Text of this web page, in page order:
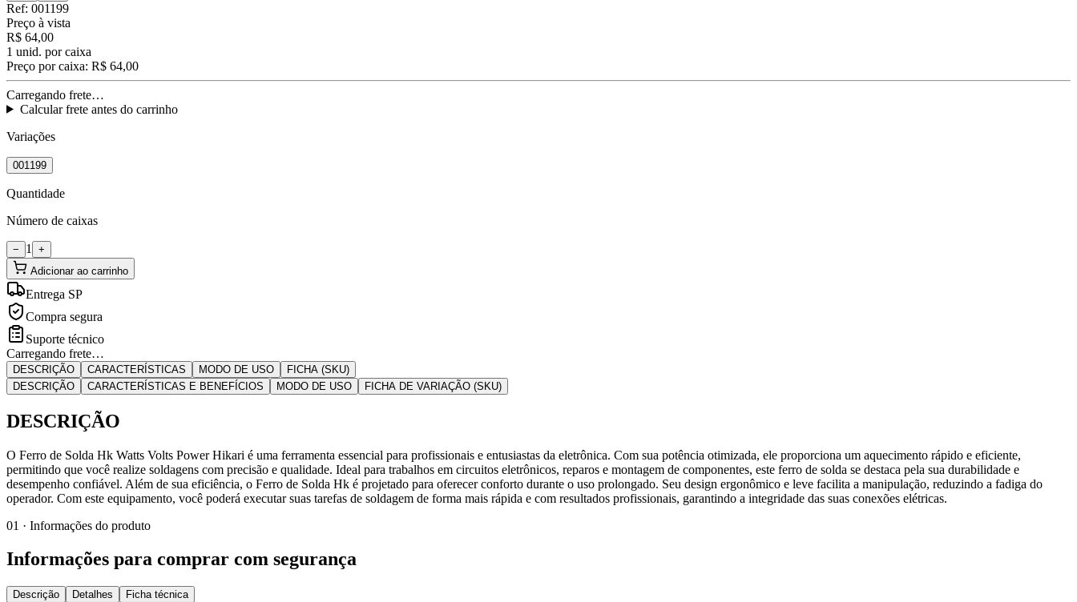
Ref: 001199
Preço à vista
R$ 64,00
1 unid. por caixa
Preço por caixa: R$ 64,00
Carregando frete…
Calcular frete antes do carrinho
Variações
001199
Quantidade
Número de caixas
− 1
+
Adicionar ao carrinho
Entrega SP
Compra segura
Suporte técnico
Carregando frete…
DESCRIÇÃO CARACTERÍSTICAS MODO DE USO
FICHA (SKU)
DESCRIÇÃO
CARACTERÍSTICAS E BENEFÍCIOS MODO DE USO FICHA DE VARIAÇÃO (SKU)
DESCRIÇÃO
O Ferro de Solda Hk Watts Volts Power Hikari é uma ferramenta essencial para profissionais e entusiastas da eletrônica. Com sua potência otimizada, ele proporciona um aquecimento rápido e eficiente,
permitindo que você realize soldagens com precisão e qualidade. Ideal para trabalhos em circuitos eletrônicos, reparos e montagem de componentes, este ferro de solda se destaca pela sua durabilidade e
desempenho confiável. Além de sua eficiência, o Ferro de Solda Hk é projetado para oferecer conforto durante o uso prolongado. Seu design ergonômico e leve facilita a manipulação, reduzindo a fadiga do
operador. Com este equipamento, você poderá executar suas tarefas de soldagem de forma mais rápida e com resultados profissionais, garantindo a integridade das suas conexões elétricas.
01 · Informações do produto
Informações para comprar com segurança
Descrição Detalhes Ficha técnica